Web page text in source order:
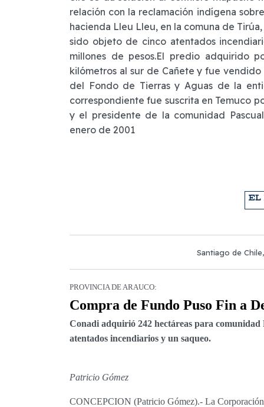
relación con la reclamación indígena
hacienda Lleu Lleu, en la comuna de
sido objeto de cinco atentados
millones de pesos.El predio adquirido
kilómetros al sur de Cañete y fue
del Fondo de Tierras y Aguas de la
correspondiente fue suscrita en Temuco
y el presidente de la comunidad
enero de 2001
Santiago de
PROVINCIA DE ARAUCO:
Compra de Fundo Puso Fin a
Conadi adquirió 242 hectáreas para
atentados incendiarios y un saqueo.
Patricio Gómez
CONCEPCION (Patricio Gómez).- La